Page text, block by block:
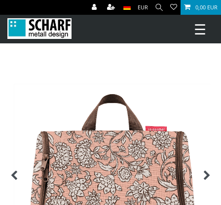
EUR 0,00 EUR
☰